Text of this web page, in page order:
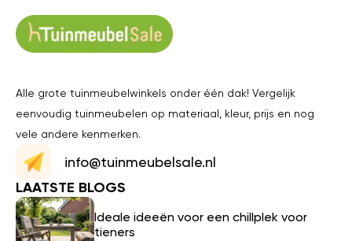
Alle grote tuinmeubelwinkels onder één dak! Vergelijk
eenvoudig tuinmeubelen op materiaal, kleur, prijs en nog
vele andere kenmerken.
info@tuinmeubelsale.nl
LAATSTE BLOGS
Ideale ideeën voor een chillplek voor
tieners